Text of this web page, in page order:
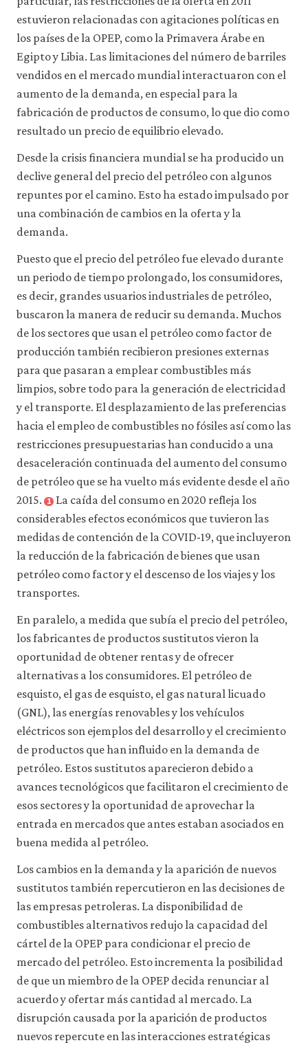
estuvieron relacionadas con agitaciones políticas en
los países de la OPEP, como la Primavera Árabe en
Egipto y Libia. Las limitaciones del número de barriles
vendidos en el mercado mundial interactuaron con el
aumento de la demanda, en especial para la
fabricación de productos de consumo, lo que dio como
resultado un precio de equilibrio elevado.
Desde la crisis financiera mundial se ha producido un
declive general del precio del petróleo con algunos
repuntes por el camino. Esto ha estado impulsado por
una combinación de cambios en la oferta y la
demanda.
Puesto que el precio del petróleo fue elevado durante
un periodo de tiempo prolongado, los consumidores,
es decir, grandes usuarios industriales de petróleo,
buscaron la manera de reducir su demanda. Muchos
de los sectores que usan el petróleo como factor de
producción también recibieron presiones externas
para que pasaran a emplear combustibles más
limpios, sobre todo para la generación de electricidad
y el transporte. El desplazamiento de las preferencias
hacia el empleo de combustibles no fósiles así como las
restricciones presupuestarias han conducido a una
desaceleración continuada del aumento del consumo
de petróleo que se ha vuelto más evidente desde el año
2015. 1 La caída del consumo en 2020 refleja los
considerables efectos económicos que tuvieron las
medidas de contención de la COVID-19, que incluyeron
la reducción de la fabricación de bienes que usan
petróleo como factor y el descenso de los viajes y los
transportes.
En paralelo, a medida que subía el precio del petróleo,
los fabricantes de productos sustitutos vieron la
oportunidad de obtener rentas y de ofrecer
alternativas a los consumidores. El petróleo de
esquisto, el gas de esquisto, el gas natural licuado
(GNL), las energías renovables y los vehículos
eléctricos son ejemplos del desarrollo y el crecimiento
de productos que han influido en la demanda de
petróleo. Estos sustitutos aparecieron debido a
avances tecnológicos que facilitaron el crecimiento de
esos sectores y la oportunidad de aprovechar la
entrada en mercados que antes estaban asociados en
buena medida al petróleo.
Los cambios en la demanda y la aparición de nuevos
sustitutos también repercutieron en las decisiones de
las empresas petroleras. La disponibilidad de
combustibles alternativos redujo la capacidad del
cártel de la OPEP para condicionar el precio de
mercado del petróleo. Esto incrementa la posibilidad
de que un miembro de la OPEP decida renunciar al
acuerdo y ofertar más cantidad al mercado. La
disrupción causada por la aparición de productos
nuevos repercute en las interacciones estratégicas